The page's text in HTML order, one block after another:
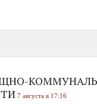
7 августа в 17:16